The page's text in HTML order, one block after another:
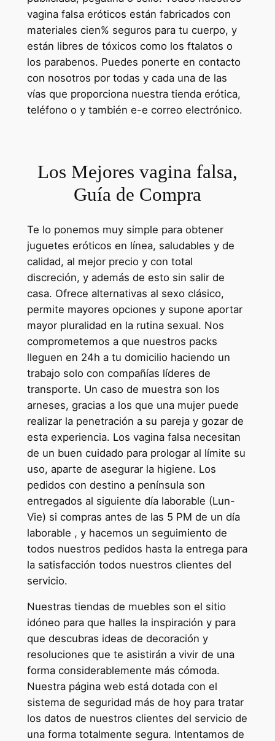
vagina falsa eróticos están fabricados con
materiales cien% seguros para tu cuerpo, y
están libres de tóxicos como los ftalatos o
los parabenos. Puedes ponerte en contacto
con nosotros por todas y cada una de las
vías que proporciona nuestra tienda erótica,
teléfono o y también e-e correo electrónico.
Los Mejores vagina falsa,
Guía de Compra
Te lo ponemos muy simple para obtener
juguetes eróticos en línea, saludables y de
calidad, al mejor precio y con total
discreción, y además de esto sin salir de
casa. Ofrece alternativas al sexo clásico,
permite mayores opciones y supone aportar
mayor pluralidad en la rutina sexual. Nos
comprometemos a que nuestros packs
lleguen en 24h a tu domicilio haciendo un
trabajo solo con compañías líderes de
transporte. Un caso de muestra son los
arneses, gracias a los que una mujer puede
realizar la penetración a su pareja y gozar de
esta experiencia. Los vagina falsa necesitan
de un buen cuidado para prologar al límite su
uso, aparte de asegurar la higiene. Los
pedidos con destino a península son
entregados al siguiente día laborable (Lun-
Vie) si compras antes de las 5 PM de un día
laborable , y hacemos un seguimiento de
todos nuestros pedidos hasta la entrega para
la satisfacción todos nuestros clientes del
servicio.
Nuestras tiendas de muebles son el sitio
idóneo para que halles la inspiración y para
que descubras ideas de decoración y
resoluciones que te asistirán a vivir de una
forma considerablemente más cómoda.
Nuestra página web está dotada con el
sistema de seguridad más de hoy para tratar
los datos de nuestros clientes del servicio de
una forma totalmente segura. Intentamos de